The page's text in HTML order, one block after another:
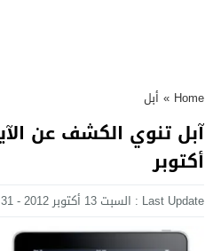
Home
» أبل
أكتوبر
Last Update : السبت 13 أكتوبر 2012 - 3:31 مساءً